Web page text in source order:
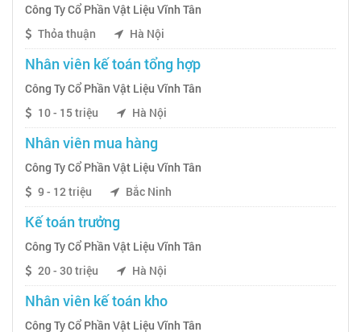
Công Ty Cổ Phần Vật Liệu Vĩnh Tân
Thỏa thuận
Hà Nội
Nhân viên kế toán tổng hợp
Công Ty Cổ Phần Vật Liệu Vĩnh Tân
10 - 15 triệu
Hà Nội
Nhân viên mua hàng
Công Ty Cổ Phần Vật Liệu Vĩnh Tân
9 - 12 triệu
Bắc Ninh
Kế toán trưởng
Công Ty Cổ Phần Vật Liệu Vĩnh Tân
20 - 30 triệu
Hà Nội
Nhân viên kế toán kho
Công Ty Cổ Phần Vật Liệu Vĩnh Tân